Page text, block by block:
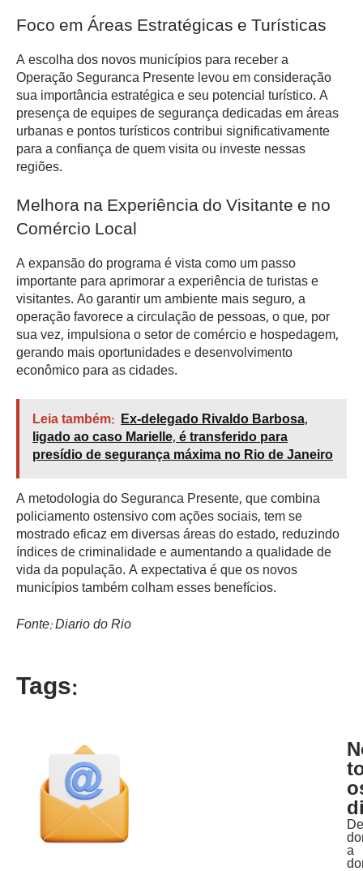
Foco em Áreas Estratégicas e Turísticas
A escolha dos novos municípios para receber a
Operação Seguranca Presente levou em consideração
sua importância estratégica e seu potencial turístico. A
presença de equipes de segurança dedicadas em áreas
urbanas e pontos turísticos contribui significativamente
para a confiança de quem visita ou investe nessas
regiões.
Melhora na Experiência do Visitante e no
Comércio Local
A expansão do programa é vista como um passo
importante para aprimorar a experiência de turistas e
visitantes. Ao garantir um ambiente mais seguro, a
operação favorece a circulação de pessoas, o que, por
sua vez, impulsiona o setor de comércio e hospedagem,
gerando mais oportunidades e desenvolvimento
econômico para as cidades.
Leia também: Ex-delegado Rivaldo Barbosa,
ligado ao caso Marielle, é transferido para
presídio de segurança máxima no Rio de Janeiro
A metodologia do Seguranca Presente, que combina
policiamento ostensivo com ações sociais, tem se
mostrado eficaz em diversas áreas do estado, reduzindo
índices de criminalidade e aumentando a qualidade de
vida da população. A expectativa é que os novos
municípios também colham esses benefícios.
Fonte: Diario do Rio
Tags:
De
a